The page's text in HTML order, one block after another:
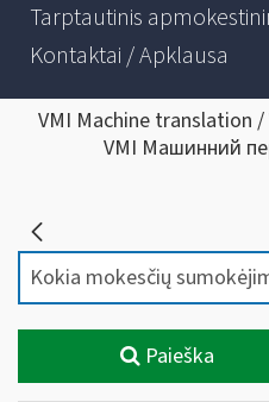
Tarptautinis
Kontaktai / Apklausa
VMI Machine translation
VMI Машинний
Paieška